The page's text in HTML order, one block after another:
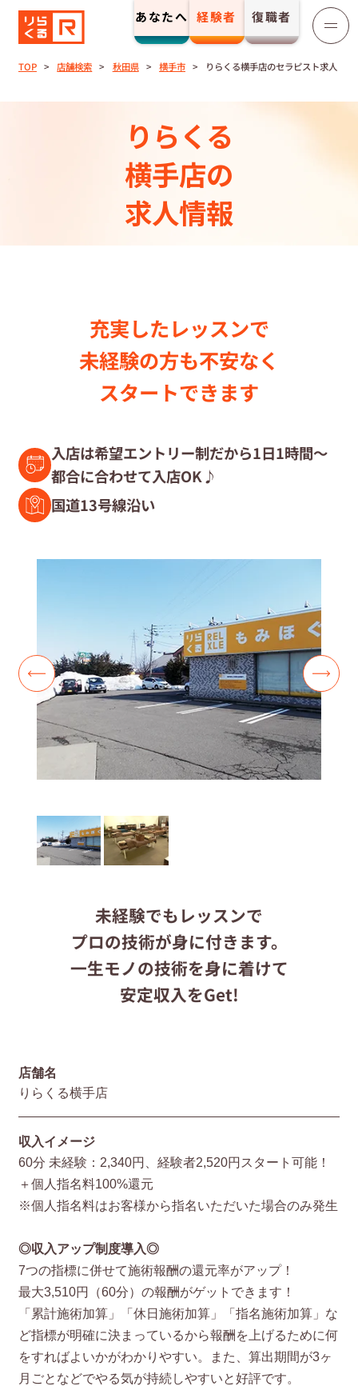
あなたへ 経験者 復職者
りらくる
セラピスト募集
TOP
セラピストストーリー⼀覧
収⼊とサポート
トレーニングセンター一覧
セラピスト募集中の店舗検索
復職セラピスト募集
よくあるご質問
りらくるサイト
TOP 店舗検索 秋田県 横手市 りらくる横手店のセラピスト求人
りらくる
横手店の
求人情報
充実したレッスンで
未経験の⽅も不安なく
スタートできます
入店は希望エントリー制だから1日1時間～
都合に合わせて入店OK♪
国道13号線沿い
未経験でもレッスンで
プロの技術が身に付きます。
一生モノの技術を身に着けて
安定収入をGet!
店舗名
りらくる横手店
収入イメージ
60分 未経験：2,340円、経験者2,520円スタート可能！
＋個人指名料100%還元
※個人指名料はお客様から指名いただいた場合のみ発生
◎収入アップ制度導入◎
7つの指標に併せて施術報酬の還元率がアップ！
最大3,510円（60分）の報酬がゲットできます！
「累計施術加算」「休日施術加算」「指名施術加算」な
ど指標が明確に決まっているから報酬を上げるために何
をすればよいかがわかりやすい。また、算出期間が3ヶ
月ごとなどでやる気が持続しやすいと好評です。